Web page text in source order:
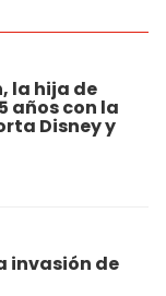
la hija de
años con la
Disney y
invasión de